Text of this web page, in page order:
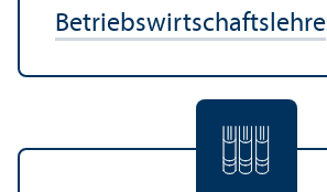
Betriebs­wirtschafts­lehre